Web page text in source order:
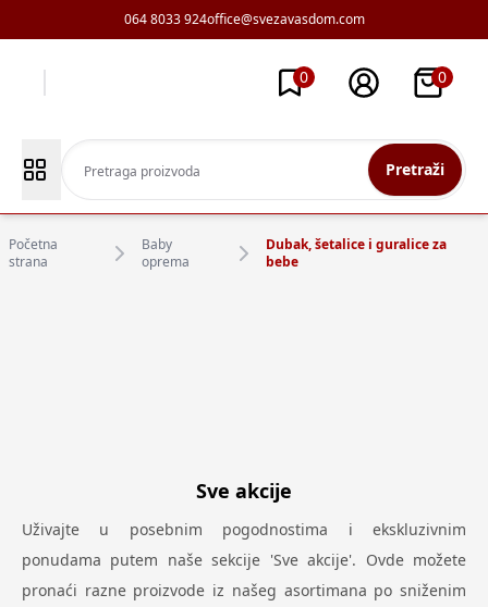
064 8033 924office@svezavasdom.com
0 0
Pretraži
Početna
strana
Baby
oprema
Dubak, šetalice i guralice za
bebe
Sve akcije
Uživajte u posebnim pogodnostima i ekskluzivnim
ponudama putem naše sekcije 'Sve akcije'. Ovde možete
pronaći razne proizvode iz našeg asortimana po sniženim